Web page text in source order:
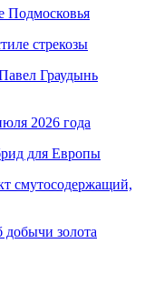
Подмосковья
стрекозы
Граудынь
2026 года
для Европы
смутосодержащий,
золота